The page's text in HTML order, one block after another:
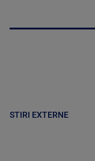
STIRI EXTERNE